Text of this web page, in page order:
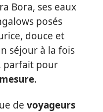
Bora, ses eaux
posés
douce et
séjour à la fois
parfait pour
.
de voyageurs